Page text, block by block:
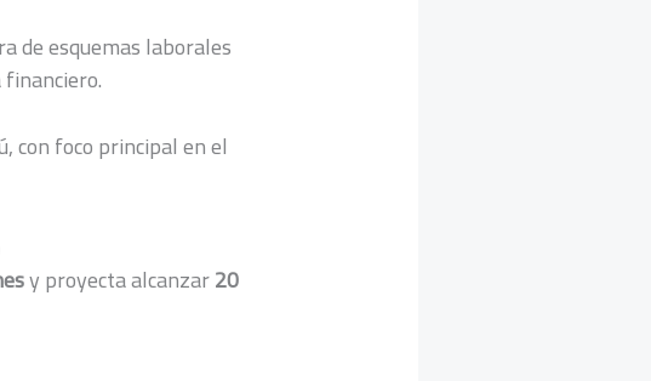
de esquemas laborales
con foco principal en el
y proyecta alcanzar20